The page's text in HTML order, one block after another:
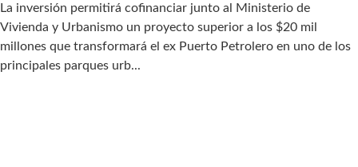
La inversión permitirá cofinanciar junto al Ministerio de
Vivienda y Urbanismo un proyecto superior a los $20 mil
millones que transformará el ex Puerto Petrolero en uno de los
principales parques urb...